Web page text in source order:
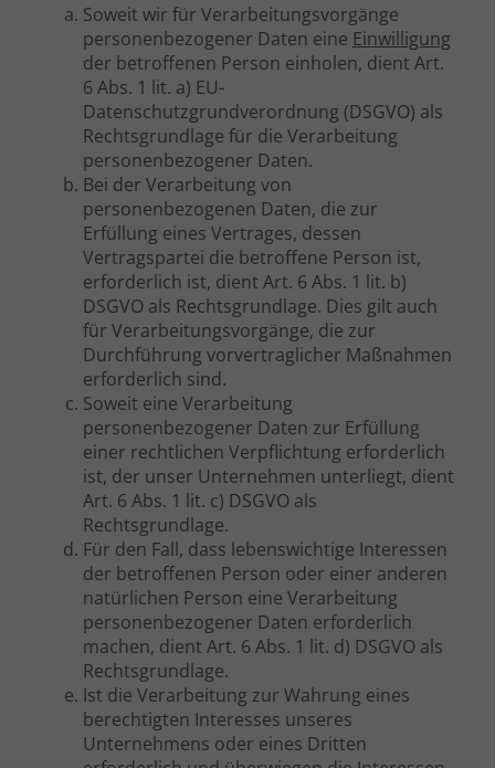
Soweit wir für Verarbeitungsvorgänge
personenbezogener Daten eine Einwilligung
der betroffenen Person einholen, dient Art.
6 Abs. 1 lit. a) EU-
Datenschutzgrundverordnung (DSGVO) als
Rechtsgrundlage für die Verarbeitung
personenbezogener Daten.
Bei der Verarbeitung von
personenbezogenen Daten, die zur
Erfüllung eines Vertrages, dessen
Vertragspartei die betroffene Person ist,
erforderlich ist, dient Art. 6 Abs. 1 lit. b)
DSGVO als Rechtsgrundlage. Dies gilt auch
für Verarbeitungsvorgänge, die zur
Durchführung vorvertraglicher Maßnahmen
erforderlich sind.
Soweit eine Verarbeitung
personenbezogener Daten zur Erfüllung
einer rechtlichen Verpflichtung erforderlich
ist, der unser Unternehmen unterliegt, dient
Art. 6 Abs. 1 lit. c) DSGVO als
Rechtsgrundlage.
Für den Fall, dass lebenswichtige Interessen
der betroffenen Person oder einer anderen
natürlichen Person eine Verarbeitung
personenbezogener Daten erforderlich
machen, dient Art. 6 Abs. 1 lit. d) DSGVO als
Rechtsgrundlage.
Ist die Verarbeitung zur Wahrung eines
berechtigten Interesses unseres
Unternehmens oder eines Dritten